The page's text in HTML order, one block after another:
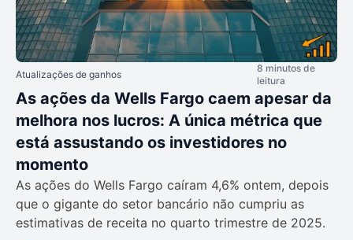
Atualizações de ganhos
8 minutos de
leitura
As ações da Wells Fargo caem apesar da
melhora nos lucros: A única métrica que
está assustando os investidores no
momento
As ações do Wells Fargo caíram 4,6% ontem, depois
que o gigante do setor bancário não cumpriu as
estimativas de receita no quarto trimestre de 2025.